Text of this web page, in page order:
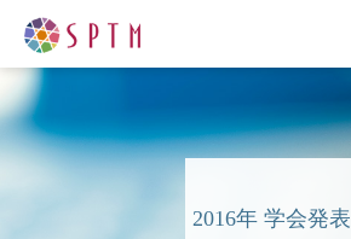
2016年 学会発表
企業紹介